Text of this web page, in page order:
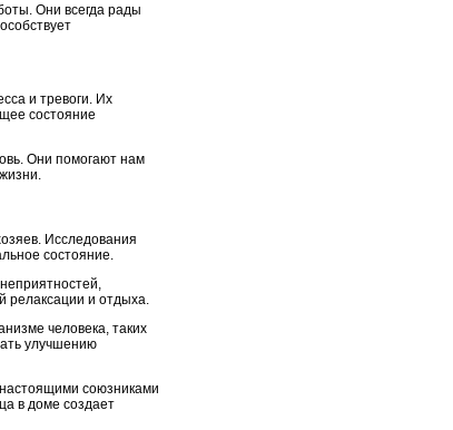
Они всегда рады
и тревоги. Их
состояние
Они помогают нам
Исследования
состояние.
релаксации и отдыха.
человека, таких
улучшению
союзниками
в доме создает